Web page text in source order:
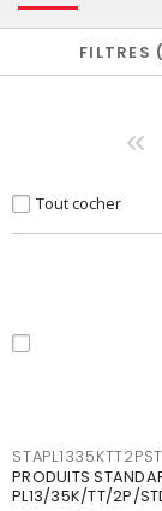
FILTRES
Tout cocher
PRODUITS
PL13/35K/TT/2P/